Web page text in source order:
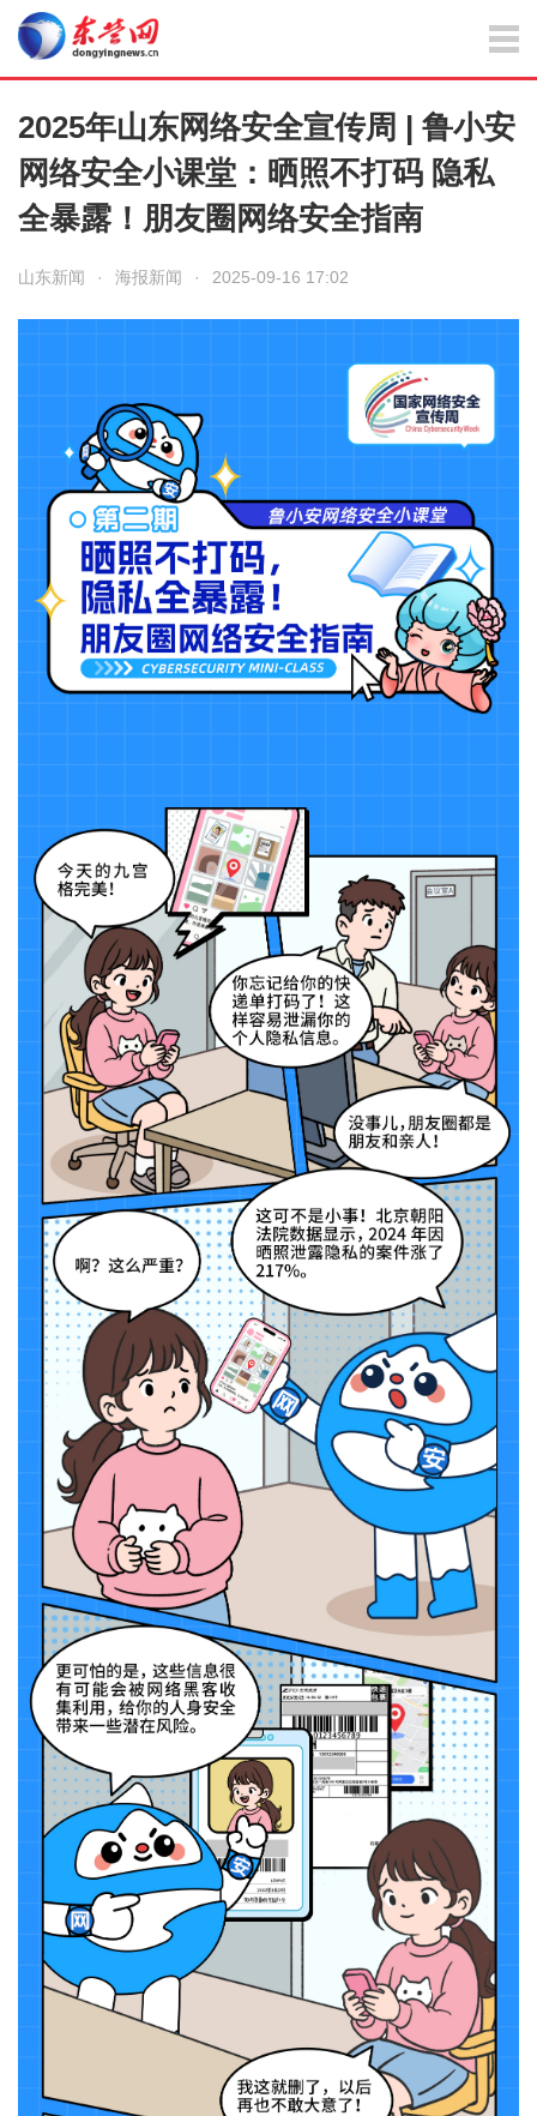
2025年山东网络安全宣传周 | 鲁小安
网络安全小课堂：晒照不打码 隐私
全暴露！朋友圈网络安全指南
山东新闻 · 海报新闻 · 2025-09-16 17:02